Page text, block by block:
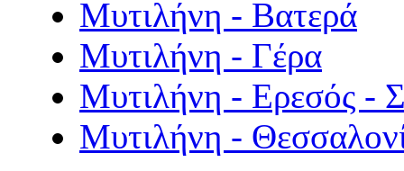
Μυτιλήνη - Βατερά
Μυτιλήνη - Γέρα
Μυτιλήνη - Ερεσός -
Μυτιλήνη -